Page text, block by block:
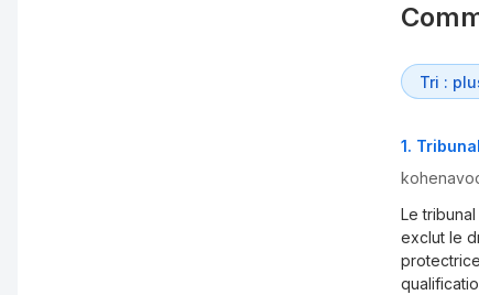
1.
Le
exclut le